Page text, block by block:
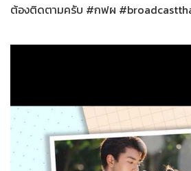
ต้องติดตามครับ #กฟผ